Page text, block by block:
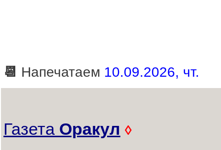
📆 Напечатаем 10.09.2026, чт.
Газета Оракул ◊